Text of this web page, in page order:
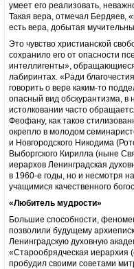
умеет его реализовать,
Такая вера, отмечал Бердяев,
есть вера, добытая
Это чувство христианской
сохранило его от опасности
интеллигенты»,
лабиринтах. «Ради
говорить о вере каким-то
опасный вид обскурантизма, в
истолковании часто
Феофану, как такое
окрепло в молодом
и Новгородского Никодима
Выборгского Кирилла (ныне
иерархов Ленинградская
в 1960-е годы, но и несмотря
учащимися качественного
«Любитель мудрости»
Большие способности,
позволили будущему
Ленинградскую духовную
«Старообрядческая иерархия
пробудил своими советами